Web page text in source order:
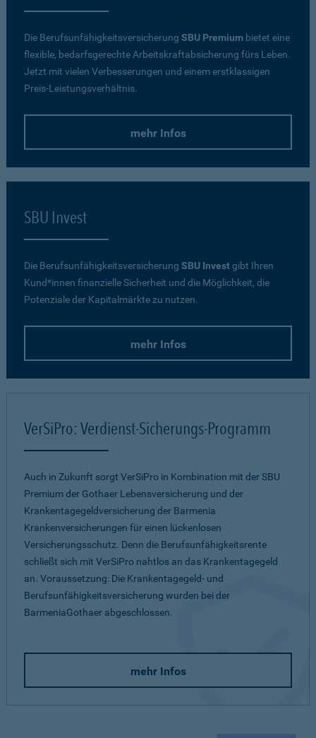
Die Berufsunfähigkeitsversicherung SBU Premium bietet eine
flexible, bedarfsgerechte Arbeitskraftabsicherung fürs Leben.
Jetzt mit vielen Verbesserungen und einem erstklassigen
Preis-Leistungsverhältnis.
mehr Infos
SBU Invest
Die Berufsunfähigkeitsversicherung SBU Investgibt Ihren
Kund*innen finanzielle Sicherheit und die Möglichkeit, die
Potenziale der Kapitalmärkte zu nutzen.
mehr Infos
VerSiPro: Verdienst-Sicherungs-Programm
Auch in Zukunft sorgt VerSiPro in Kombination mit der SBU
Premium der Gothaer Lebensversicherung und der
Krankentagegeldversicherung der Barmenia
Krankenversicherungen für einen lückenlosen
Versicherungsschutz. Denn die Berufsunfähigkeitsrente
schließt sich mit VerSiPro nahtlos an das Krankentagegeld
an. Voraussetzung: Die Krankentagegeld- und
Berufsunfähigkeitsversicherung wurden bei der
BarmeniaGothaer abgeschlossen.
mehr Infos